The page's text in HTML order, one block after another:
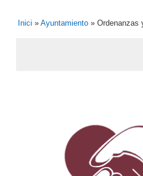
Inici » Ayuntamiento » Ordenanzas